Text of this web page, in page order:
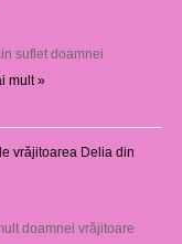
suflet doamnei
mult »
vrăjitoarea Delia din
doamnei vrăjitoare